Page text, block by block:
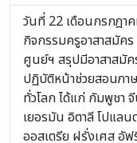
วันที่ 22 เดือนกรกฎา
กิจกรรมครูอาสาสมัค
ศูนย์ฯ สรุปมีอาสาสมั
ปฏิบัติหน้าช่วยสอนภา
ทั่วโลก ได้แก่ กัมพูชา
เยอรมัน อิตาลี โปแล
ออสเตรีย ฝรั่งเศส อัฟ